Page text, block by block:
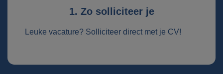
1. Zo solliciteer je
Leuke vacature? Solliciteer direct met je CV!